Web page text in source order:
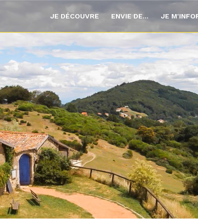
JE DÉCOUVRE ENVIE DE... JE